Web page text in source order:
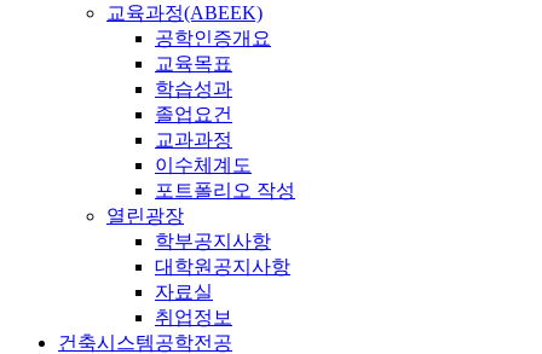
교육과정(ABEEK)
공학인증개요
교육목표
학습성과
졸업요건
교과과정
이수체계도
포트폴리오 작성
열린광장
학부공지사항
대학원공지사항
자료실
취업정보
건축시스템공학전공